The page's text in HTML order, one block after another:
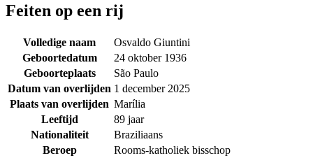
Feiten op een rij
Volledige naam
Osvaldo Giuntini
Geboortedatum
24 oktober 1936
Geboorteplaats
São Paulo
Datum van overlijden 1 december 2025
Plaats van overlijden Marília
Leeftijd
89 jaar
Nationaliteit
Braziliaans
Beroep
Rooms-katholiek bisschop